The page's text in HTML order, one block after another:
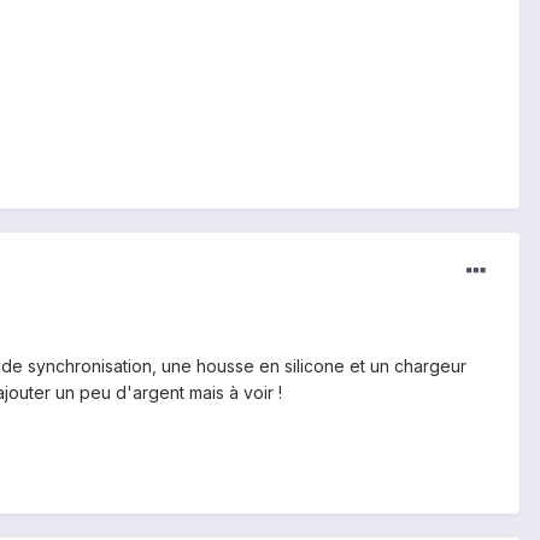
synchronisation, une housse en silicone et un chargeur
un peu d'argent mais à voir !